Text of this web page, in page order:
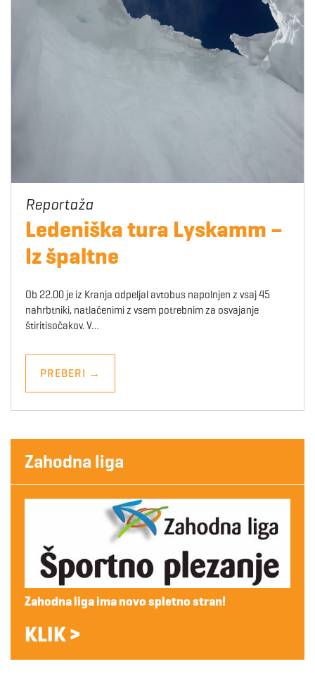
Ledeniška tura Lyskamm –
Iz špaltne
Ob 22.00 je iz Kranja odpeljal avtobus napolnjen z vsaj 45
nahrbtniki, natlačenimi z vsem potrebnim za osvajanje
štiritisočakov. V…
PREBERI →
Zahodna liga
Zahodna liga ima novo spletno stran!
KLIK >